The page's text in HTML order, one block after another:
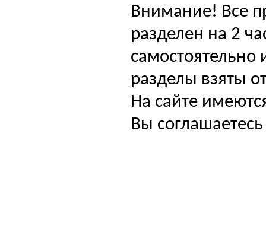
Внимание! Все
разделен на 2
самостоятельно
разделы взяты
На сайте
Вы